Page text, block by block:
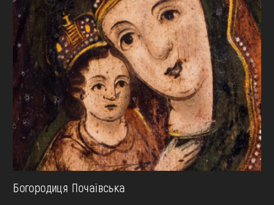
Богородиця Почаївська